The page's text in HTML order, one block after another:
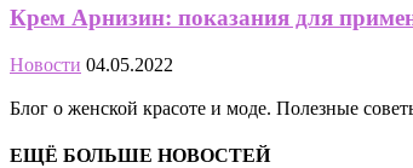
Крем Арнизин: показания для
Новости 04.05.2022
Блог о женской красоте и моде. Полезные
ЕЩЁ БОЛЬШЕ НОВОСТЕЙ